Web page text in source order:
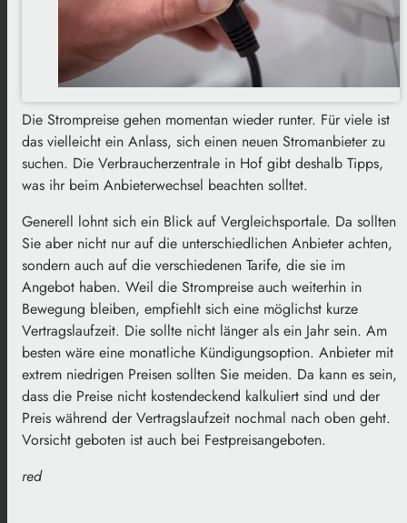
Die Strompreise gehen momentan wieder runter. Für viele ist
das vielleicht ein Anlass, sich einen neuen Stromanbieter zu
suchen. Die Verbraucherzentrale in Hof gibt deshalb Tipps,
was ihr beim Anbieterwechsel beachten solltet.
Generell lohnt sich ein Blick auf Vergleichsportale. Da sollten
Sie aber nicht nur auf die unterschiedlichen Anbieter achten,
sondern auch auf die verschiedenen Tarife, die sie im
Angebot haben. Weil die Strompreise auch weiterhin in
Bewegung bleiben, empfiehlt sich eine möglichst kurze
Vertragslaufzeit. Die sollte nicht länger als ein Jahr sein. Am
besten wäre eine monatliche Kündigungsoption. Anbieter mit
extrem niedrigen Preisen sollten Sie meiden. Da kann es sein,
dass die Preise nicht kostendeckend kalkuliert sind und der
Preis während der Vertragslaufzeit nochmal nach oben geht.
Vorsicht geboten ist auch bei Festpreisangeboten.
red